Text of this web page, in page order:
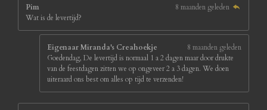
Pim
8 maanden geleden
Wat is de levertijd?
Eigenaar Miranda's Creahoekje
8 maanden geleden
Goedendag, De levertijd is normaal 1 a 2 dagen maar door drukte
van de feestdagen zitten we op ongeveer 2 a 3 dagen. We doen
uiteraard ons best om alles op tijd te verzenden!